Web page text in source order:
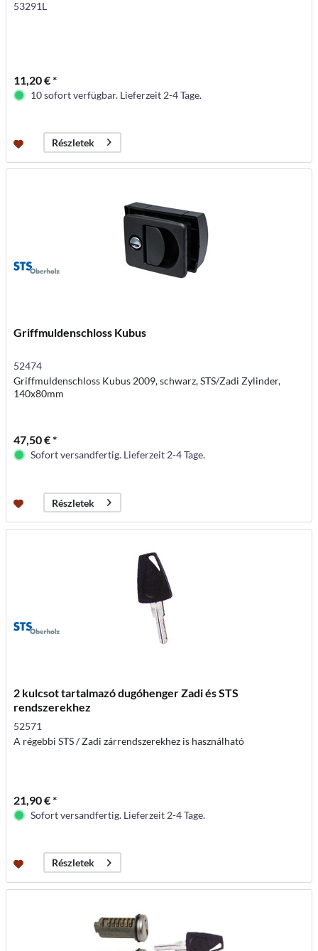
53291L
11,20 € *
10 sofort verfügbar. Lieferzeit 2-4 Tage.
Részletek
Griffmuldenschloss Kubus
52474
Griffmuldenschloss Kubus 2009, schwarz, STS/Zadi Zylinder,
140x80mm
47,50 € *
Sofort versandfertig. Lieferzeit 2-4 Tage.
Részletek
2 kulcsot tartalmazó dugóhenger Zadi és STS
rendszerekhez
52571
A régebbi STS / Zadi zárrendszerekhez is használható
21,90 € *
Sofort versandfertig. Lieferzeit 2-4 Tage.
Részletek